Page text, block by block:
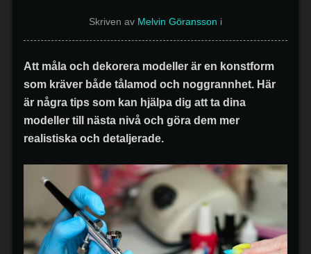
Skriven av Melvin Göransson i
Att måla och dekorera modeller är en konstform
som kräver både tålamod och noggrannhet. Här
är några tips som kan hjälpa dig att ta dina
modeller till nästa nivå och göra dem mer
realistiska och detaljerade.